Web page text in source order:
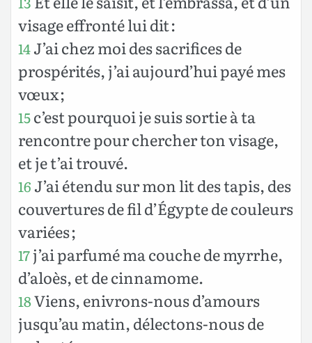
visage effronté lui dit :
14J’ai chez moi des sacrifices de
prospérités, j’ai aujourd’hui payé mes
vœux ;
15c’est pourquoi je suis sortie à ta
rencontre pour chercher ton visage,
et je t’ai trouvé.
16 J’ai étendu sur mon lit des tapis, des
couvertures de fil d’Égypte de couleurs
variées ;
17j’ai parfumé ma couche de myrrhe,
d’aloès, et de cinnamome.
18Viens, enivrons-nous d’amours
jusqu’au matin, délectons-nous de